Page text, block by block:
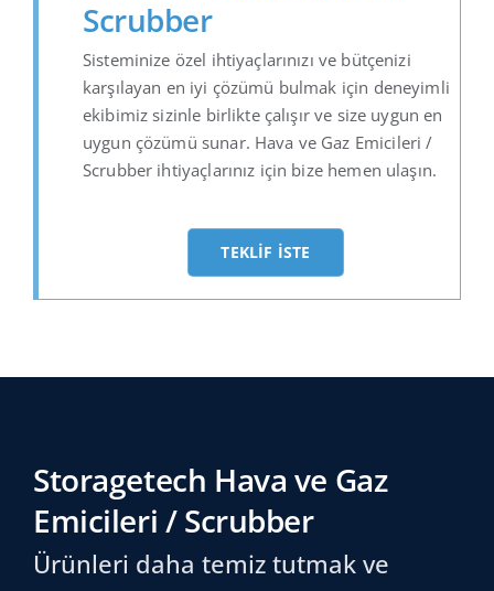
Scrubber
Sisteminize özel ihtiyaçlarınızı ve bütçenizi
karşılayan en iyi çözümü bulmak için deneyimli
ekibimiz sizinle birlikte çalışır ve size uygun en
uygun çözümü sunar. Hava ve Gaz Emicileri /
Scrubber ihtiyaçlarınız için bize hemen ulaşın.
TEKLIF İSTE
Storagetech Hava ve Gaz
Emicileri / Scrubber
Ürünleri daha temiz tutmak ve